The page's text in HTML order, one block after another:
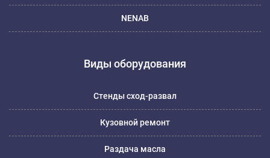
NENAB
Виды оборудования
Стенды сход-развал
Кузовной ремонт
Раздача масла